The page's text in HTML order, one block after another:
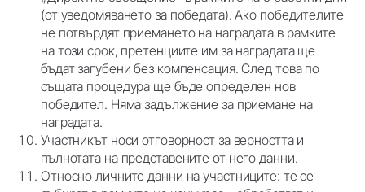
(от уведомяването за победата). Ако победителите
не потвърдят приемането на наградата в рамките
на този срок, претенциите им за наградата ще
бъдат загубени без компенсация. След това по
същата процедура ще бъде определен нов
победител. Няма задължение за приемане на
наградата.
Участникът носи отговорност за верността и
пълнотата на представените от него данни.
Относно личните данни на участниците: те се